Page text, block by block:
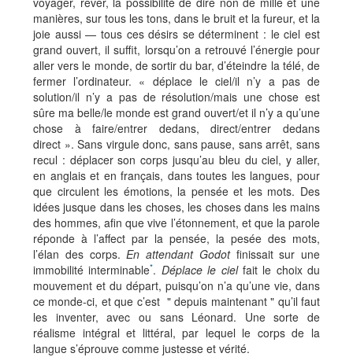
manières, sur tous les tons, dans le bruit et la fureur, et la
joie aussi — tous ces désirs se déterminent : le ciel est
grand ouvert, il suffit, lorsqu’on a retrouvé l’énergie pour
aller vers le monde, de sortir du bar, d’éteindre la télé, de
fermer l’ordinateur. « déplace le ciel/il n’y a pas de
solution/il n’y a pas de résolution/mais une chose est
sûre ma belle/le monde est grand ouvert/et il n’y a qu’une
chose à faire/entrer dedans, direct/entrer dedans
direct ». Sans virgule donc, sans pause, sans arrêt, sans
recul : déplacer son corps jusqu’au bleu du ciel, y aller,
en anglais et en français, dans toutes les langues, pour
que circulent les émotions, la pensée et les mots. Des
idées jusque dans les choses, les choses dans les mains
des hommes, afin que vive l’étonnement, et que la parole
réponde à l’affect par la pensée, la pesée des mots,
l’élan des corps.En attendant Godotfinissait sur une
immobilité interminable*. Déplace le cielfait le choix du
mouvement et du départ, puisqu’on n’a qu’une vie, dans
ce monde-ci, et que c’est " depuis maintenant " qu’il faut
les inventer, avec ou sans Léonard. Une sorte de
réalisme intégral et littéral, par lequel le corps de la
langue s’éprouve comme justesse et vérité.